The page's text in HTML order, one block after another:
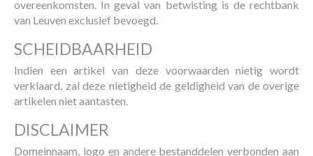
overeenkomsten. In geval van betwisting is de rechtbank
van Leuven exclusief bevoegd.
SCHEIDBAARHEID
Indien een artikel van deze voorwaarden nietig wordt
verklaard, zal deze nietigheid de geldigheid van de overige
artikelen niet aantasten.
DISCLAIMER
Domeinnaam, logo en andere bestanddelen verbonden aan